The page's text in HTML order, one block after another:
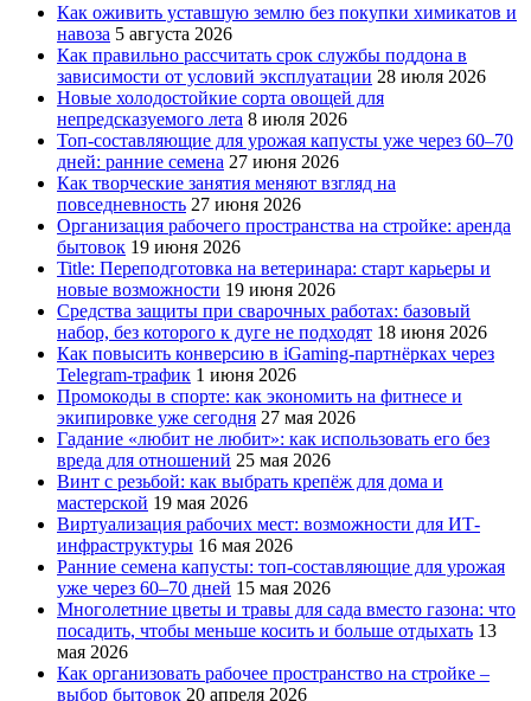
Как оживить уставшую землю без покупки химикатов и
навоза 5 августа 2026
Как правильно рассчитать срок службы поддона в
зависимости от условий эксплуатации 28 июля 2026
Новые холодостойкие сорта овощей для
непредсказуемого лета 8 июля 2026
Топ-составляющие для урожая капусты уже через 60–70
дней: ранние семена 27 июня 2026
Как творческие занятия меняют взгляд на
повседневность 27 июня 2026
Организация рабочего пространства на стройке: аренда
бытовок 19 июня 2026
Title: Переподготовка на ветеринара: старт карьеры и
новые возможности 19 июня 2026
Средства защиты при сварочных работах: базовый
набор, без которого к дуге не подходят 18 июня 2026
Как повысить конверсию в iGaming-партнёрках через
Telegram-трафик 1 июня 2026
Промокоды в спорте: как экономить на фитнесе и
экипировке уже сегодня 27 мая 2026
Гадание «любит не любит»: как использовать его без
вреда для отношений 25 мая 2026
Винт с резьбой: как выбрать крепёж для дома и
мастерской 19 мая 2026
Виртуализация рабочих мест: возможности для ИТ-
инфраструктуры 16 мая 2026
Ранние семена капусты: топ‑составляющие для урожая
уже через 60–70 дней 15 мая 2026
Многолетние цветы и травы для сада вместо газона: что
посадить, чтобы меньше косить и больше отдыхать 13
мая 2026
Как организовать рабочее пространство на стройке –
выбор бытовок 20 апреля 2026